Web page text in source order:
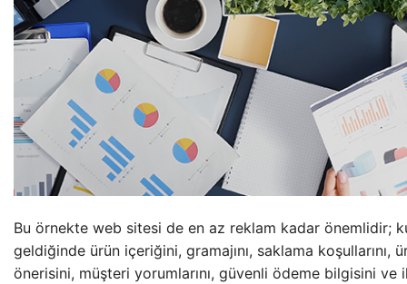
Bu örnekte web sitesi de en az reklam kadar önemlidir;
geldiğinde ürün içeriğini, gramajını, saklama koşullarını,
önerisini, müşteri yorumlarını, güvenli ödeme bilgisini ve